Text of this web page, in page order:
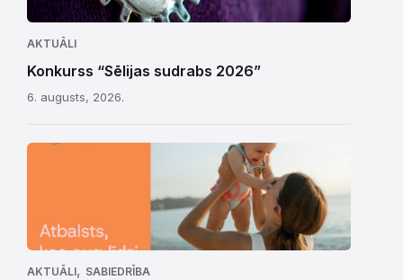
AKTUĀLI
Konkurss “Sēlijas sudrabs 2026”
6. augusts, 2026.
AKTUĀLI, SABIEDRĪBA